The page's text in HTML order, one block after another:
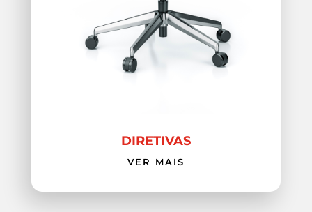
DIRETIVAS
VER MAIS